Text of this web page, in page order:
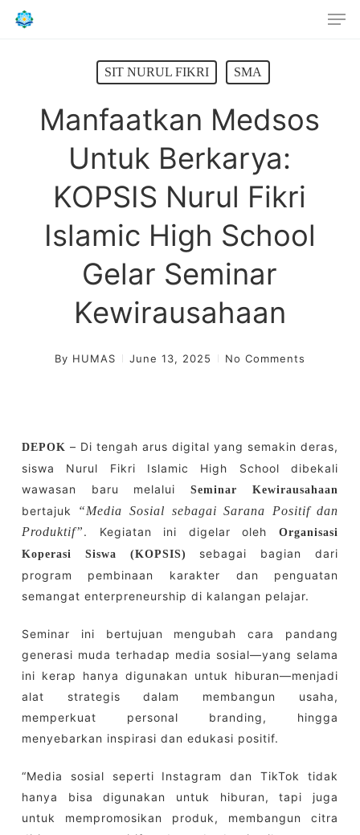
Skip
SIT NURUL FIKRI SMA
Manfaatkan Medsos
Untuk Berkarya:
KOPSIS Nurul Fikri
Islamic High School
Gelar Seminar
Kewirausahaan
By HUMAS June 13, 2025 No Comments
DEPOK – Di tengah arus digital yang semakin deras,
siswa Nurul Fikri Islamic High School dibekali
wawasan baru melaluiSeminar Kewirausahaan
bertajuk “Media Sosial sebagai Sarana Positif dan
Produktif”. Kegiatan ini digelar olehOrganisasi
Koperasi Siswa (KOPSIS)
sebagai bagian dari
program pembinaan karakter dan penguatan
semangat enterpreneurship di kalangan pelajar.
Seminar ini bertujuan mengubah cara pandang
generasi muda terhadap media sosial—yang selama
ini kerap hanya digunakan untuk hiburan—menjadi
alat strategis dalam membangun usaha,
memperkuat personal branding, hingga
menyebarkan inspirasi dan edukasi positif.
“Media sosial seperti Instagram dan TikTok tidak
hanya bisa digunakan untuk hiburan, tapi juga
untuk mempromosikan produk, membangun citra